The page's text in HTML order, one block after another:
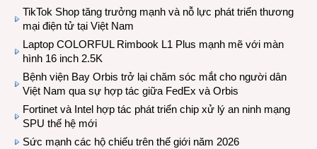
TikTok Shop tăng trưởng mạnh và nỗ lực phát triển thương
mại điện tử tại Việt Nam
Laptop COLORFUL Rimbook L1 Plus mạnh mẽ với màn
hình 16 inch 2.5K
Bệnh viện Bay Orbis trở lại chăm sóc mắt cho người dân
Việt Nam qua sự hợp tác giữa FedEx và Orbis
Fortinet và Intel hợp tác phát triển chip xử lý an ninh mạng
SPU thế hệ mới
Sức mạnh các hộ chiếu trên thế giới năm 2026